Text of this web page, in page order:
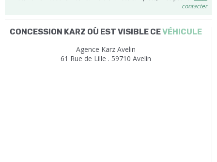
contacter
CONCESSION KARZ OÙ EST VISIBLE CEVÉHICULE
Agence Karz Avelin
61 Rue de Lille . 59710 Avelin